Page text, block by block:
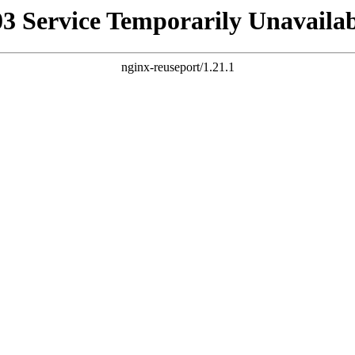
Service Temporarily
nginx-reuseport/1.21.1